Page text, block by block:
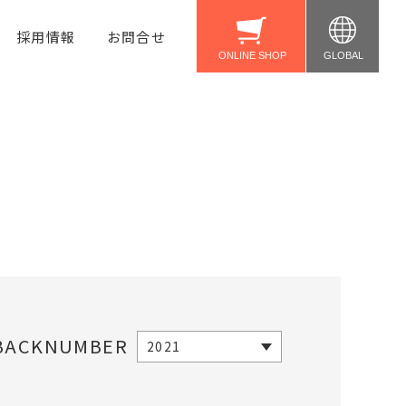
採用情報 お問合せ
2021